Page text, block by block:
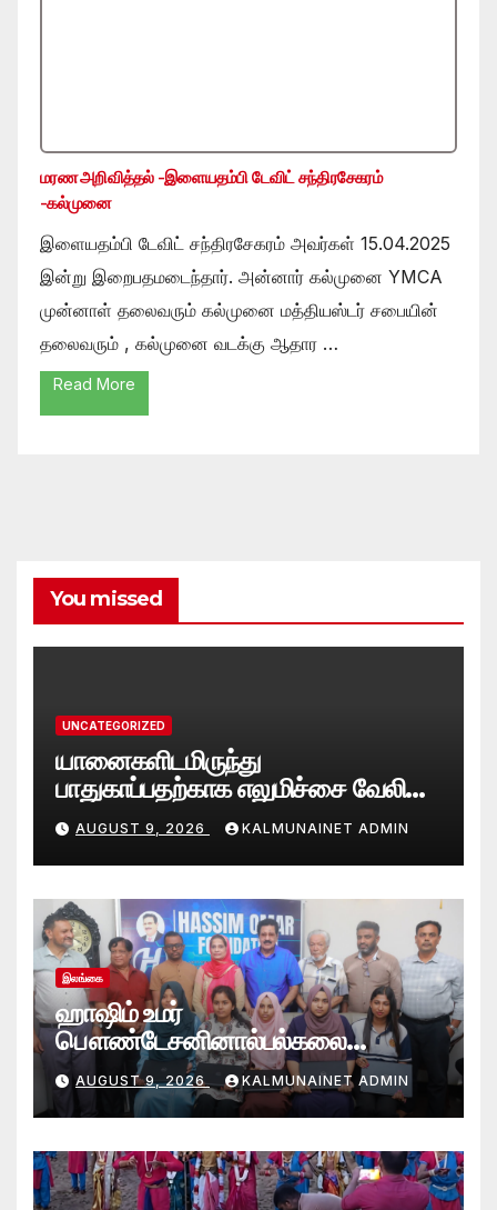
மரண அறிவித்தல் -இளையதம்பி டேவிட் சந்திரசேகரம்
-கல்முனை
இளையதம்பி டேவிட் சந்திரசேகரம் அவர்கள் 15.04.2025
இன்று இறைபதமடைந்தார். அன்னார் கல்முனை YMCA
முன்னாள் தலைவரும் கல்முனை மத்தியஸ்டர் சபையின்
தலைவரும் , கல்முனை வடக்கு ஆதார …
Read More
You missed
UNCATEGORIZED
யானைகளிடமிருந்து
பாதுகாப்பதற்காக எலுமிச்சை வேலி
அமைத்தல்’ ஆய்வில் வெற்றி
என்கிறார் வினோஜ்குமார்
AUGUST 9, 2026 KALMUNAINET ADMIN
இலங்கை
ஹாஷிம் உமர்
பௌண்டேசனினால்பல்கலை
மாணவர்களுக்குமடி கணனி
அன்பளிப்பு.!
AUGUST 9, 2026 KALMUNAINET ADMIN